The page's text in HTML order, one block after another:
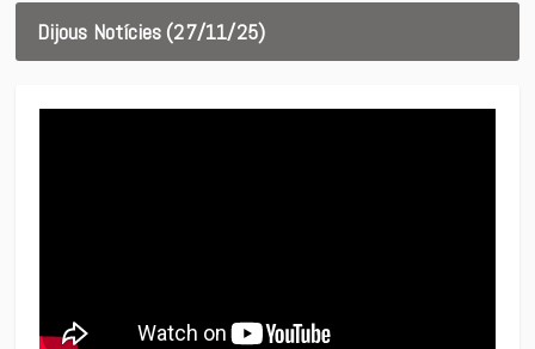
Dijous Notícies (27/11/25)